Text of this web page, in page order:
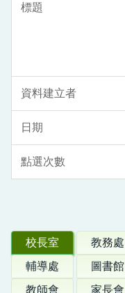
校長室 教務處
輔導處
圖書館
教師會
家長會